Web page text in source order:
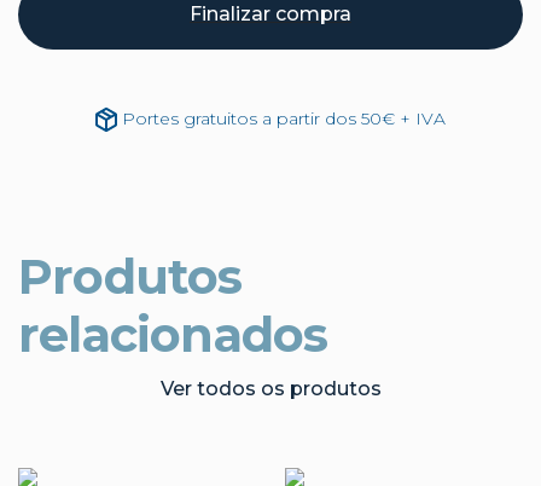
Finalizar compra
Portes gratuitos a partir dos 50€ + IVA
Produtos
relacionados
Ver todos os produtos